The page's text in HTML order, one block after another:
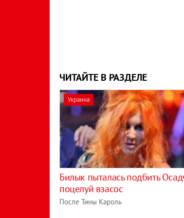
ЧИТАЙТЕ В РАЗДЕЛЕ
Украина
Билык пыталась подбить
поцелуй взасос
После Тины Кароль